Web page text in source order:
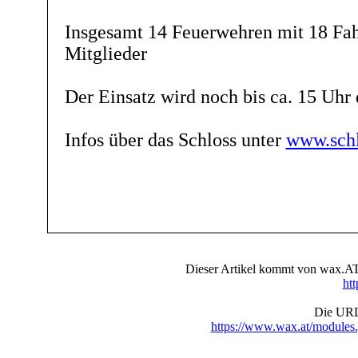
Insgesamt 14 Feuerwehren mit 18
Mitglieder
Der Einsatz wird noch bis ca. 15 Uhr
Infos über das Schloss unter
Dieser Artikel kommt von
Die
https://www.wax.at/